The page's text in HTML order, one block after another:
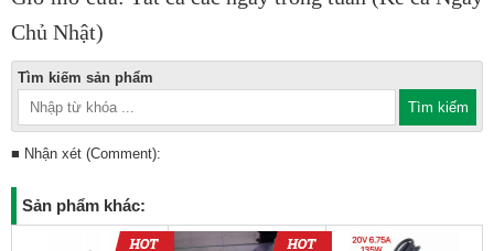
Chủ Nhật)
Tìm kiếm sản phẩm
■ Nhận xét (Comment):
Sản phẩm khác: